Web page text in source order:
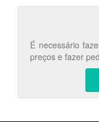
É necessário
preços e fazer